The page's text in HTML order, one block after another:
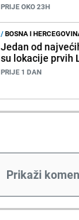
PRIJE OKO 23H
/BOSNA I
Jedan od
su lokacije prvih
PRIJE 1 DAN
Prikaži